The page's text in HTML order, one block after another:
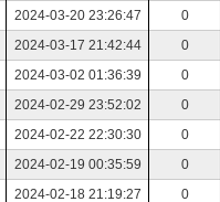
2024-03-20 23:26:47 0
2024-03-17 21:42:44 0
2024-03-02 01:36:39 0
2024-02-29 23:52:02 0
2024-02-22 22:30:30 0
2024-02-19 00:35:59 0
2024-02-18 21:19:27 0